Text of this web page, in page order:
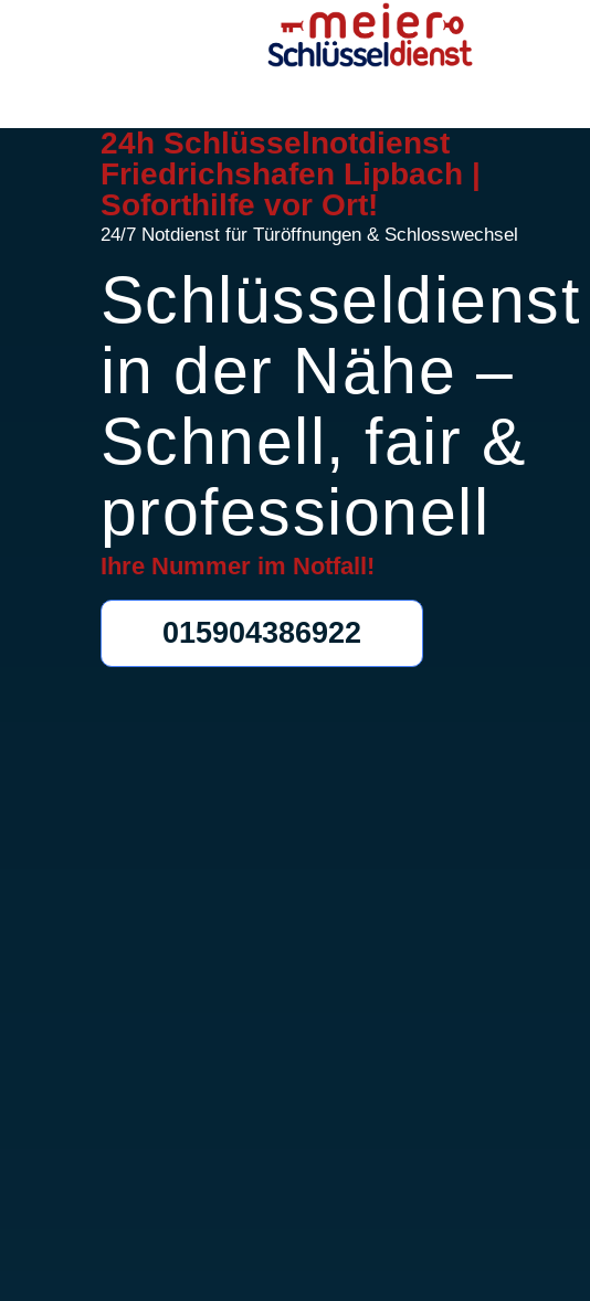
24h Schlüsselnotdienst
Friedrichshafen Lipbach |
Soforthilfe vor Ort!
24/7 Notdienst für Türöffnungen & Schlosswechsel
Schlüsseldienst
in der Nähe –
Schnell, fair &
professionell
Ihre Nummer im Notfall!
015904386922